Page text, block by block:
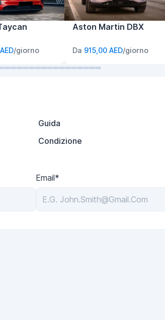
/giorno
Aston Martin DBX
Da 915,00 AED/giorno
Guida
Condizione
Email*